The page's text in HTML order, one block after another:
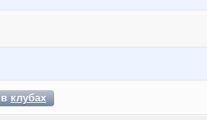
вклубах